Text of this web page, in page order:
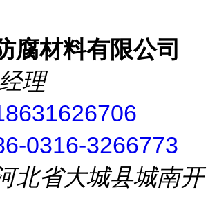
腐材料有限公司
理
0316-3266773
北省大城县城南开